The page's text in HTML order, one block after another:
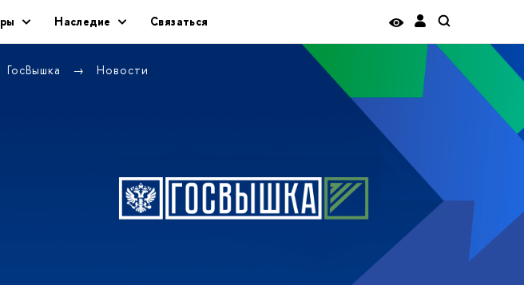
Наследие Связаться
ГосВышка Новости